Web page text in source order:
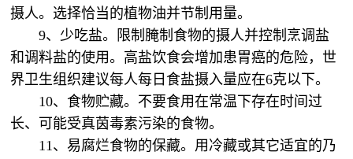
摄人。选择恰当的植物油并节制用量。
9、少吃盐。限制腌制食物的摄人并控制烹调盐
和调料盐的使用。高盐饮食会增加患胃癌的危险，世
界卫生组织建议每人每日食盐摄入量应在6克以下。
10、食物贮藏。不要食用在常温下存在时间过
长、可能受真茵毒素污染的食物。
11、易腐烂食物的保藏。用冷藏或其它适宜的乃